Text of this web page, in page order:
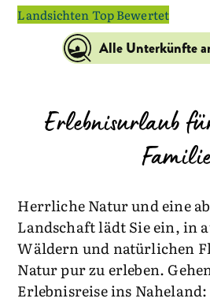
Landsichten Top Bewertet
Alle Unterkünfte
Erlebnisurlaub
Herrliche Natur und eine
Landschaft lädt Sie ein, in
Wäldern und natürlichen
Natur pur zu erleben.
Erlebnisreise ins Naheland: